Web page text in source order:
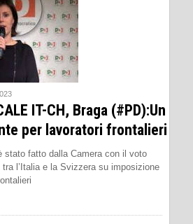
IT-CH, Braga (#PD):Un
per lavoratori frontalieri
stato fatto dalla Camera con il voto
tra l’Italia e la Svizzera su imposizione